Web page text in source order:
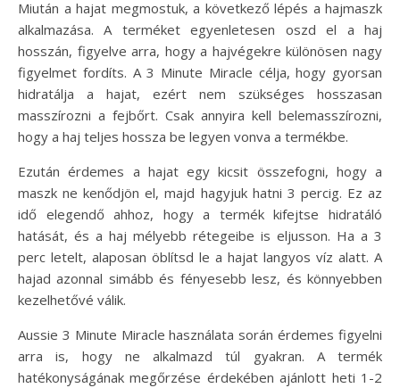
Miután a hajat megmostuk, a következő lépés a hajmaszk
alkalmazása. A terméket egyenletesen oszd el a haj
hosszán, figyelve arra, hogy a hajvégekre különösen nagy
figyelmet fordíts. A 3 Minute Miracle célja, hogy gyorsan
hidratálja a hajat, ezért nem szükséges hosszasan
masszírozni a fejbőrt. Csak annyira kell belemasszírozni,
hogy a haj teljes hossza be legyen vonva a termékbe.
Ezután érdemes a hajat egy kicsit összefogni, hogy a
maszk ne kenődjön el, majd hagyjuk hatni 3 percig. Ez az
idő elegendő ahhoz, hogy a termék kifejtse hidratáló
hatását, és a haj mélyebb rétegeibe is eljusson. Ha a 3
perc letelt, alaposan öblítsd le a hajat langyos víz alatt. A
hajad azonnal simább és fényesebb lesz, és könnyebben
kezelhetővé válik.
Aussie 3 Minute Miracle használata során érdemes figyelni
arra is, hogy ne alkalmazd túl gyakran. A termék
hatékonyságának megőrzése érdekében ajánlott heti 1-2